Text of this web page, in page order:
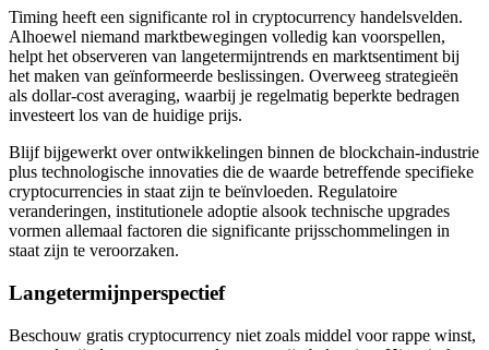
Timing heeft een significante rol in cryptocurrency handelsvelden.
Alhoewel niemand marktbewegingen volledig kan voorspellen,
helpt het observeren van langetermijntrends en marktsentiment bij
het maken van geïnformeerde beslissingen. Overweeg strategieën
als dollar-cost averaging, waarbij je regelmatig beperkte bedragen
investeert los van de huidige prijs.
Blijf bijgewerkt over ontwikkelingen binnen de blockchain-industrie
plus technologische innovaties die de waarde betreffende specifieke
cryptocurrencies in staat zijn te beïnvloeden. Regulatoire
veranderingen, institutionele adoptie alsook technische upgrades
vormen allemaal factoren die significante prijsschommelingen in
staat zijn te veroorzaken.
Langetermijnperspectief
Beschouw gratis cryptocurrency niet zoals middel voor rappe winst,